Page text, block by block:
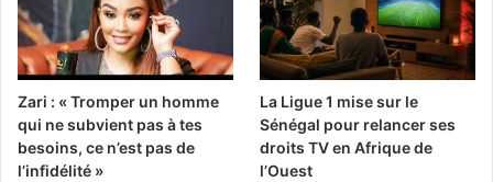
Zari : « Tromper un homme
qui ne subvient pas à tes
besoins, ce n’est pas de
l’infidélité »
La Ligue 1 mise sur le
Sénégal pour relancer ses
droits TV en Afrique de
l’Ouest